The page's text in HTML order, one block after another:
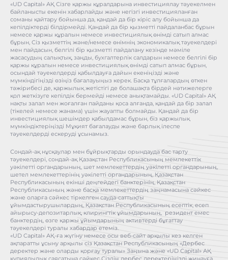
«UD Capital» АҚ Сізге қаржы құралдарына инвестициялау тәуекелмен
байланысты екенін хабарлайды және негізгі инвестицияланған
соманы қайтару бойынша да, қандай да бір кіріс алу бойынша да
кепілдіктерді білдірмейді. Қандай да бір қызметті пайдаланбас бұрын
немесе қаржы құралын немесе инвестициялық өнімді сатып алмас
бұрын, Сіз қызметтің және/немесе өнімнің экономикалық тәуекелдері
мен пайдасын, белгілі бір қызметті пайдалану кезінде мәміле
жасасудың салықтық, заңды, бухгалтерлік салдарын немесе белгілі бір
қаржы құралын немесе инвестициялық өнімді сатып алмас бұрын,
осындай тәуекелдерді қабылдауға дайын екеніңізді және
мүмкіндігіңізді өзіңіз бағалауыңыз керек. Басқа тұлғалардың өткен
тәжірибесі де, қаржылық жетістігі де болашақта бірдей нәтижелерге
қол жеткізуге кепілдік бермейді немесе анықтамайды. «UD Capital» АҚ
нақты залал мен жоғалған пайданы қоса алғанда, қандай да бір залал
(тікелей немесе жанама) үшін жауапты болмайды. Қандай да бір
инвестициялық шешімдер қабылдамас бұрын, біз қаржылық
мүмкіндіктеріңізді Мұқият бағалауды және барлық ілеспе
тәуекелдерді ескеруді ұсынамыз.
Сондай-ақ нұсқаулар мен бұйрықтарды орындауда бас тарту
тәуекелдері, сондай-ақ Қазақстан Республикасының мемлекеттік
уәкілетті органдарының, шет мемлекеттердің уәкілетті органдарының,
шетел мемлекеттерінің уәкілетті органдарының, Қазақстан
Республикасының екінші деңгейдегі банктерінің, Қазақстан
Республикасының және басқа мемлекеттердің заңнамасына сәйкес
және оларға сәйкес тіркелген сауда-саттықты
ұйымдастырушылардың, Қазақстан Республикасының есептік, есеп
айырысу-депозитарлық, клирингтік ұйымдарының, резидент емес
банктердің, өзге қаржы ұйымдарының активтерді бұғаттау
тәуекелдері туралы хабардар етеміз.
«UD Capital» АҚ-ға жүгіну немесе осы веб-сайт арқылы кез келген
ақпаратты ұсыну арқылы сіз Қазақстан Республикасының «Дербес
деректер және оларды қорғау туралы» Заңына және «UD Capital» АҚ